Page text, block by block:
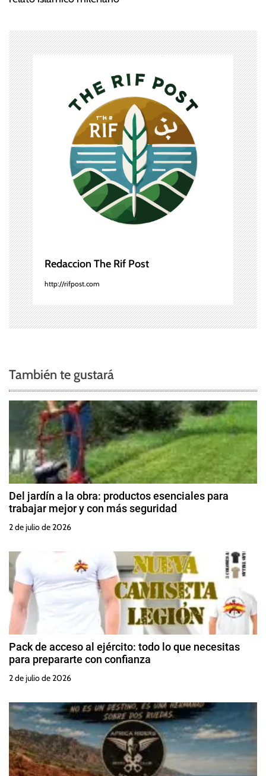
a
c
i
ó
n
d
e
e
n
t
r
a
a
s
Redaccion The Rif Post
http://rifpost.com
También te gustará
Del jardín a la obra: productos esenciales para
trabajar mejor y con más seguridad
2 de julio de 2026
Pack de acceso al ejército: todo lo que necesitas
para prepararte con confianza
2 de julio de 2026